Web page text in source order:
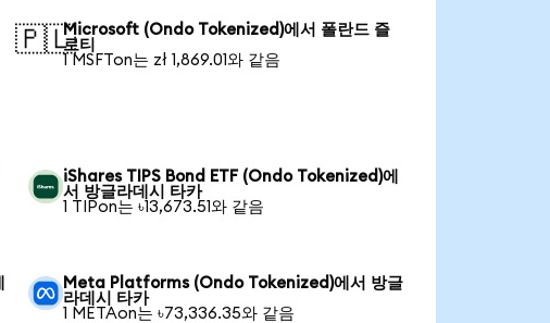
🇵🇱Microsoft (Ondo Tokenized)에서 폴란드 즐
로티
1 MSFTon는 zł 1,869.01와 같음
iShares TIPS Bond ETF (Ondo Tokenized)에
서 방글라데시 타카
1 TIPon는 ৳13,673.51와 같음
Meta Platforms (Ondo Tokenized)에서 방글
라데시 타카
1 METAon는 ৳73,336.35와 같음